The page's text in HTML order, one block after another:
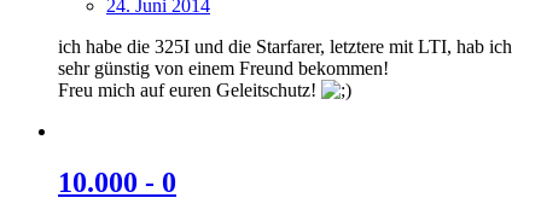
24. Juni 2014
ich habe die 325I und die Starfarer, letztere mit LTI, hab ich
sehr günstig von einem Freund bekommen!
Freu mich auf euren Geleitschutz!
10.000 - 0